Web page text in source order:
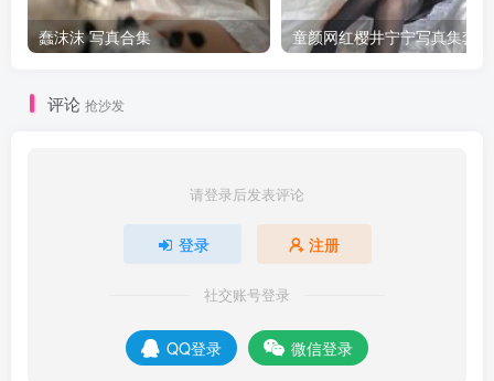
蠢沫沫 写真合集 童颜网红樱井宁宁写真集套图
评论 抢沙发
请登录后发表评论
登录 注册
社交账号登录
QQ登录 微信登录